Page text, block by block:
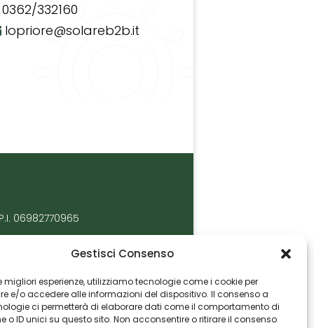
Gestisci Consenso
migliori esperienze, utilizziamo tecnologie come i cookie per
e/o accedere alle informazioni del dispositivo. Il consenso a
ci permetterà di elaborare dati come il comportamento di
o ID unici su questo sito. Non acconsentire o ritirare il consenso
0362/332160
lopriore@solareb2b.it
P.I. 06982770965